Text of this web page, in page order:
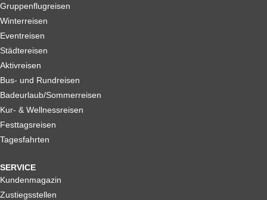
Gruppenflugreisen
Winterreisen
Eventreisen
Städtereisen
Aktivreisen
Bus- und Rundreisen
Badeurlaub/Sommerreisen
Kur- & Wellnessreisen
Festtagsreisen
Tagesfahrten
SERVICE
Kundenmagazin
Zustiegsstellen